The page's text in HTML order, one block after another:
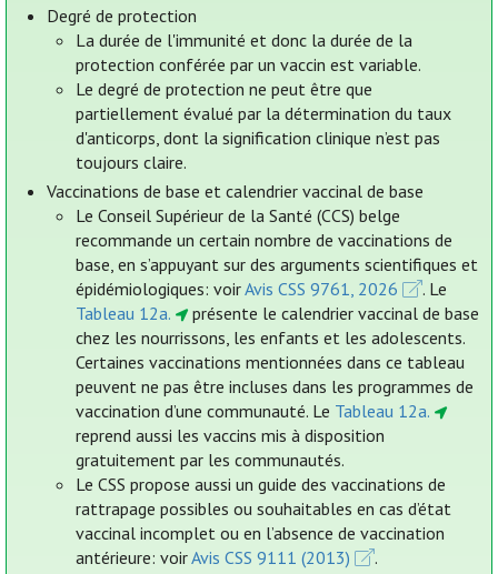
Degré de protection
La durée de l'immunité et donc la durée de la
protection conférée par un vaccin est variable.
Le degré de protection ne peut être que
partiellement évalué par la détermination du taux
d'anticorps, dont la signification clinique n’est pas
toujours claire.
Vaccinations de base et calendrier vaccinal de base
Le Conseil Supérieur de la Santé (CCS) belge
recommande un certain nombre de vaccinations de
base, en s’appuyant sur des arguments scientifiques et
épidémiologiques: voirAvis CSS 9761, 2026
. Le
Tableau 12a.
présente le calendrier vaccinal de base
chez les nourrissons, les enfants et les adolescents.
Certaines vaccinations mentionnées dans ce tableau
peuvent ne pas être incluses dans les programmes de
vaccination d’une communauté. Le Tableau 12a.
reprend aussi les vaccins mis à disposition
gratuitement par les communautés.
Le CSS propose aussi un guide des vaccinations de
rattrapage possibles ou souhaitables en cas d’état
vaccinal incomplet ou en l’absence de vaccination
antérieure: voirAvis CSS 9111 (2013)
.